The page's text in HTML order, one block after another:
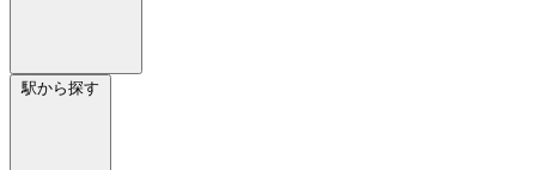
駅から探す